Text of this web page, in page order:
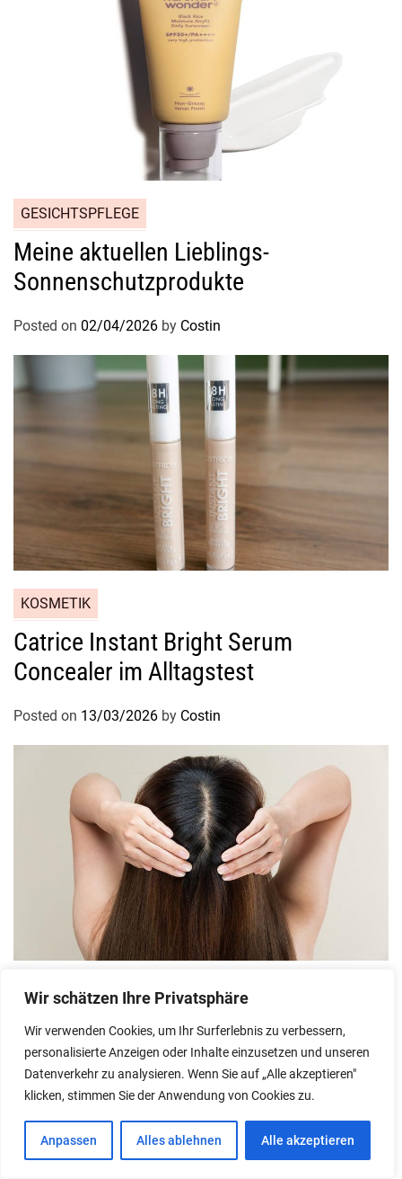
Wir schätzen Ihre Privatsphäre
Wir verwenden Cookies, um Ihr Surferlebnis zu verbessern,
personalisierte Anzeigen oder Inhalte einzusetzen und unseren
Datenverkehr zu analysieren. Wenn Sie auf „Alle akzeptieren"
klicken, stimmen Sie der Anwendung von Cookies zu.
Anpassen Alles ablehnen Alle akzeptieren
GESICHTSPFLEGE
Meine aktuellen Lieblings-
Sonnenschutzprodukte
Posted on 02/04/2026 by Costin
KOSMETIK
Catrice Instant Bright Serum
Concealer im Alltagstest
Posted on 13/03/2026 by Costin
HAARE
Kopfhautpflege: Freund oder Feind?
Posted on21/02/2026 byCostin